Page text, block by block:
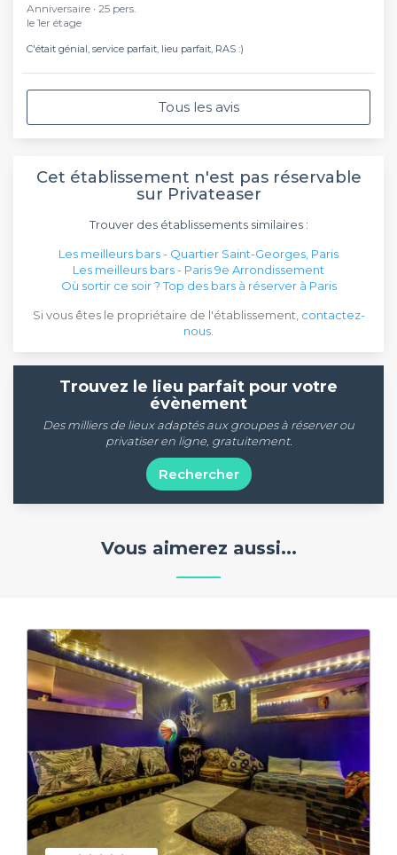
Anniversaire ∙ 25 pers.
le 1er étage
C'était génial, service parfait, lieu parfait, RAS :)
Tous les avis
Cet établissement n'est pas réservable
sur Privateaser
Trouver des établissements similaires :
Les meilleurs bars - Quartier Saint-Georges, Paris
Les meilleurs bars - Paris 9e Arrondissement
Où sortir ce soir ? Top des bars à réserver à Paris
Si vous êtes le propriétaire de l'établissement, contactez-
nous
Trouvez le lieu parfait pour votre
évènement
Des milliers de lieux adaptés aux groupes à réserver ou
privatiser en ligne, gratuitement.
Rechercher
Vous aimerez aussi...